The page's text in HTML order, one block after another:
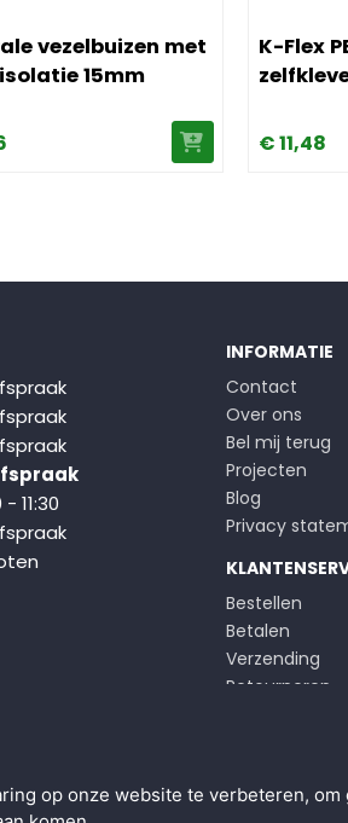
vezelbuizen met
15mm
K-Flex
€11,48
11:30
INFORMATIE
Contact
Over ons
Bel mij terug
Projecten
Blog
Privacy
Bestellen
Betalen
Verzending
Retourneren
op onze website te verbeteren,